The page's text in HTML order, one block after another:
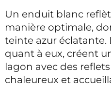
Un enduit blanc
manière optimale,
teinte azur éclatante.
quant à eux, créent
lagon avec des
chaleureux et